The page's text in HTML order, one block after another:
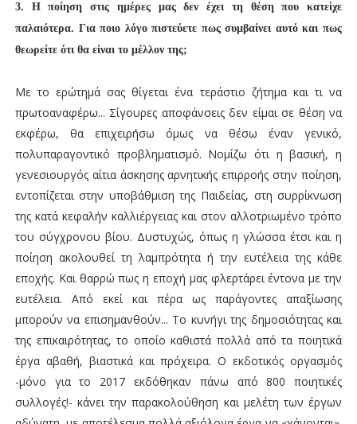
3. Η ποίηση στις ημέρες μας δεν έχει τη θέση που κατείχε
παλαιότερα. Για ποιο λόγο πιστεύετε πως συμβαίνει αυτό και πως
θεωρείτε ότι θα είναι το μέλλον της;
Με το ερώτημά σας θίγεται ένα τεράστιο ζήτημα και τι να
πρωτοαναφέρω... Σίγουρες αποφάνσεις δεν είμαι σε θέση να
εκφέρω, θα επιχειρήσω όμως να θέσω έναν γενικό,
πολυπαραγοντικό προβληματισμό. Νομίζω ότι η βασική, η
γενεσιουργός αίτια άσκησης αρνητικής επιρροής στην ποίηση,
εντοπίζεται στην υποβάθμιση της Παιδείας, στη συρρίκνωση
της κατά κεφαλήν καλλιέργειας και στον αλλοτριωμένο τρόπο
του σύγχρονου βίου. Δυστυχώς, όπως η γλώσσα έτσι και η
ποίηση ακολουθεί τη λαμπρότητα ή την ευτέλεια της κάθε
εποχής. Και θαρρώ πως η εποχή μας φλερτάρει έντονα με την
ευτέλεια. Από εκεί και πέρα ως παράγοντες απαξίωσης
μπορούν να επισημανθούν... Το κυνήγι της δημοσιότητας και
της επικαιρότητας, το οποίο καθιστά πολλά από τα ποιητικά
έργα αβαθή, βιαστικά και πρόχειρα. Ο εκδοτικός οργασμός
-μόνο για το 2017 εκδόθηκαν πάνω από 800 ποιητικές
συλλογές!- κάνει την παρακολούθηση και μελέτη των έργων